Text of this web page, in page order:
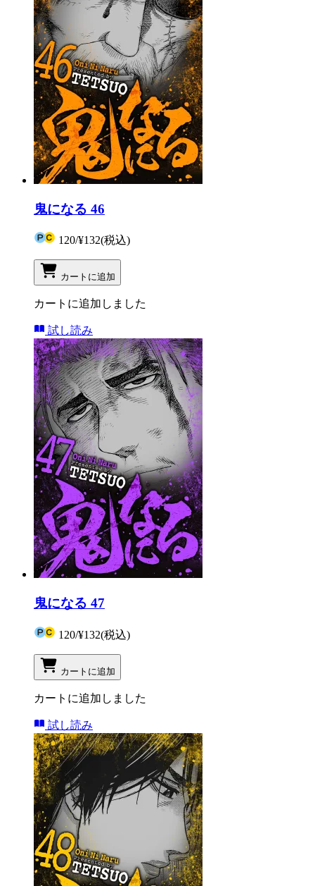
鬼になる 46
120/¥132(税込)
カートに追加
カートに追加しました
試し読み
鬼になる 47
120/¥132(税込)
カートに追加
カートに追加しました
試し読み